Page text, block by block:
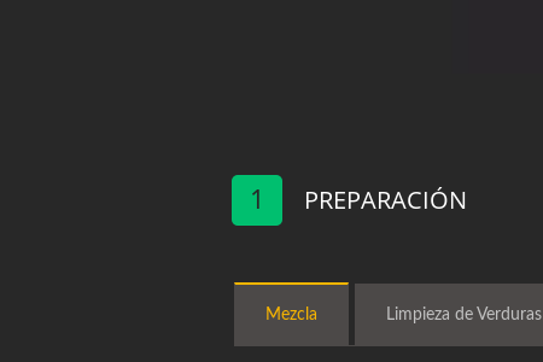
1 PREPARACIÓN
Mezcla Limpieza de Verduras